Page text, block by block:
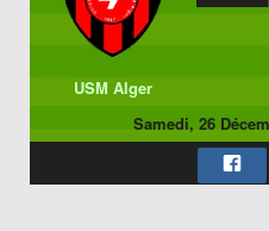
USM Alger
Samedi, 26